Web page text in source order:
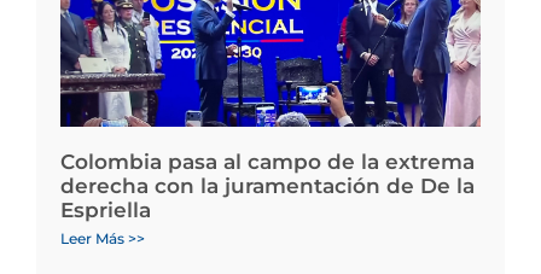
Colombia pasa al campo de la extrema
derecha con la juramentación de De la
Espriella
Leer Más >>